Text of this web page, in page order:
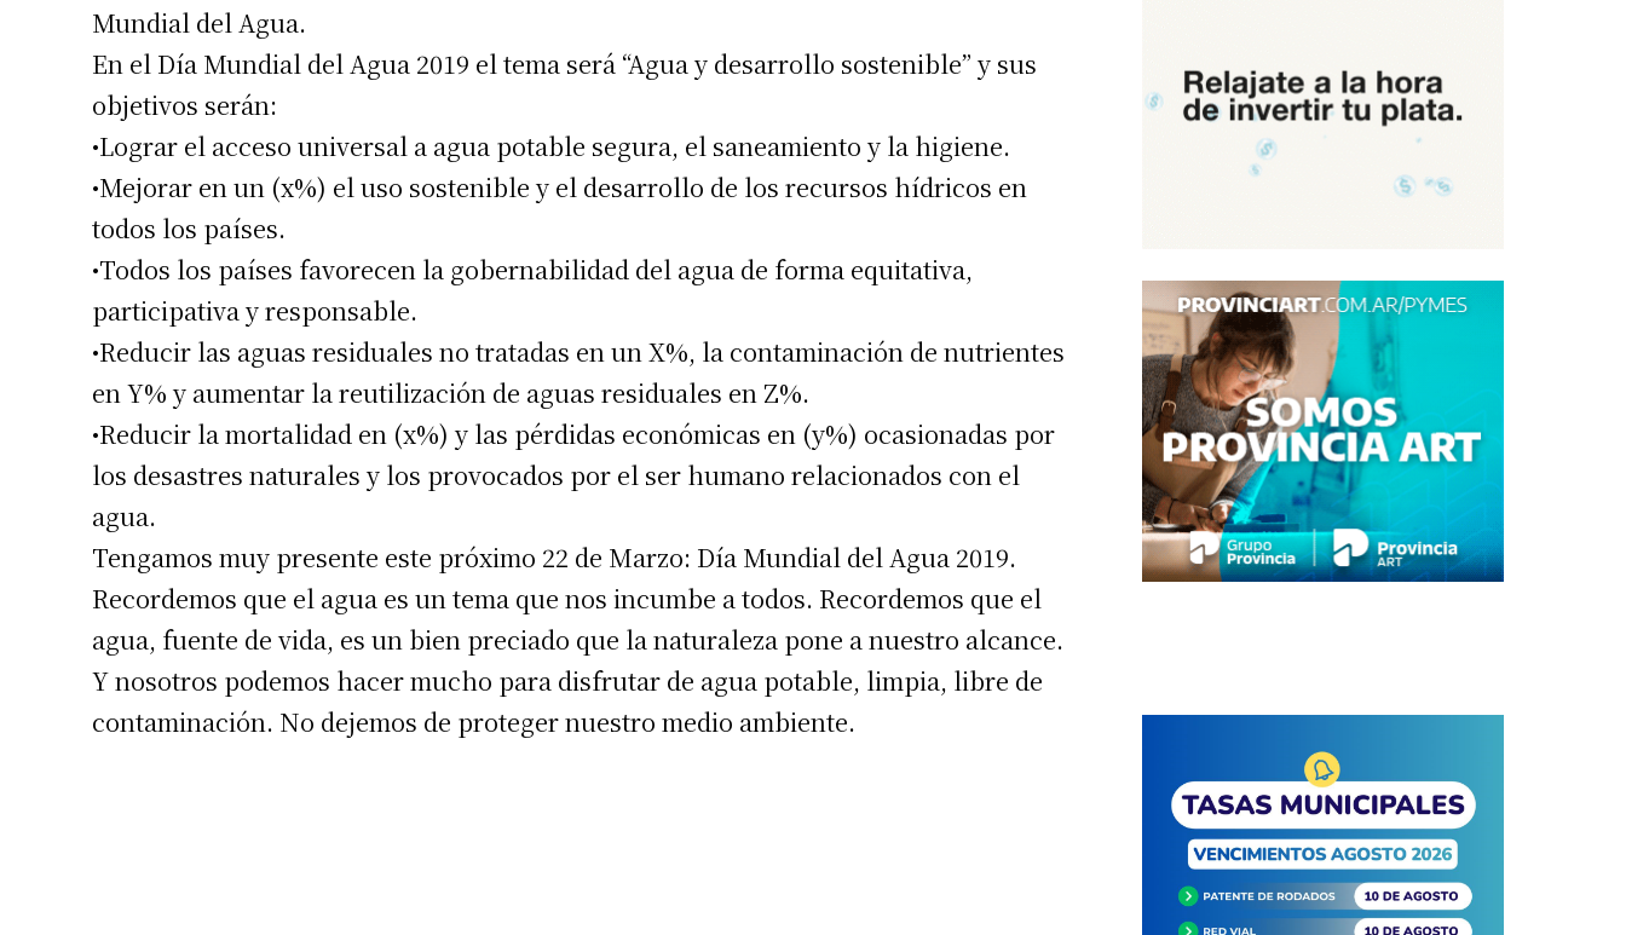
Suscribirme gratis
Mundial del Agua.
En el Día Mundial del Agua 2019 el tema será “Agua y desarrollo sostenible” y sus
objetivos serán:
•Lograr el acceso universal a agua potable segura, el saneamiento y la higiene.
•Mejorar en un (x%) el uso sostenible y el desarrollo de los recursos hídricos en
todos los países.
•Todos los países favorecen la gobernabilidad del agua de forma equitativa,
participativa y responsable.
•Reducir las aguas residuales no tratadas en un X%, la contaminación de nutrientes
en Y% y aumentar la reutilización de aguas residuales en Z%.
•Reducir la mortalidad en (x%) y las pérdidas económicas en (y%) ocasionadas por
los desastres naturales y los provocados por el ser humano relacionados con el
agua.
Tengamos muy presente este próximo 22 de Marzo: Día Mundial del Agua 2019.
Recordemos que el agua es un tema que nos incumbe a todos. Recordemos que el
agua, fuente de vida, es un bien preciado que la naturaleza pone a nuestro alcance.
Y nosotros podemos hacer mucho para disfrutar de agua potable, limpia, libre de
contaminación. No dejemos de proteger nuestro medio ambiente.